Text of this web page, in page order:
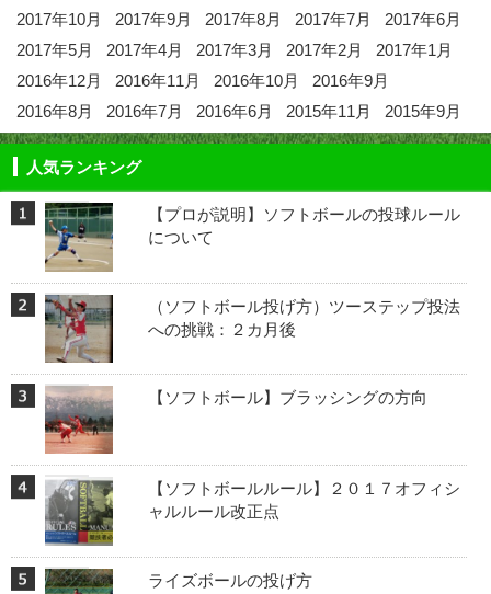
2017年10月
2017年9月 2017年8月 2017年7月
2017年6月
2017年5月
2017年4月 2017年3月 2017年2月
2017年1月
2016年12月
2016年11月 2016年10月
2016年9月
2016年8月
2016年7月 2016年6月 2015年11月 2015年9月
人気ランキング
【プロが説明】ソフトボールの投球ルール
について
（ソフトボール投げ方）ツーステップ投法
への挑戦：２カ月後
【ソフトボール】ブラッシングの方向
【ソフトボールルール】２０１７オフィシ
ャルルール改正点
ライズボールの投げ方